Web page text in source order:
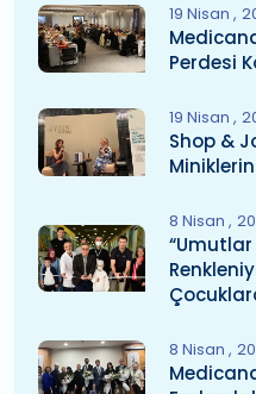
19 Nisan
Perdesi
19 Nisan
Shop &
8 Nisan
“Umutlar
8 Nisan